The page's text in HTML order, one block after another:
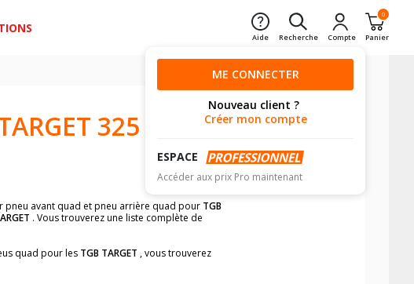
Aide Recherche Compte
0
Panier
ME CONNECTER
Nouveau client ?
Créer mon compte
ESPACE
Accéder aux prix Pro maintenant
325
pneu avant quad et pneu arrière quad pour TGB
. Vous trouverez une liste complète de
quad pour les TGB TARGET , vous trouverez
choix de pneus quad pour votre